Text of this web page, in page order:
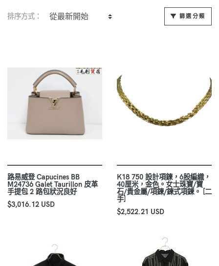
排序方式： 篩選分類
路易威登 Capucines BB
M24736 Galet Taurillon 皮革
手提包 2 路包狀況良好
$3,016.12 USD
K18 750 設計項鍊，6股編織，
40厘米，金色。女士珠寶/寶
石/貴金屬/項鍊/鍊式項鍊。 [二
手]
$2,522.21 USD